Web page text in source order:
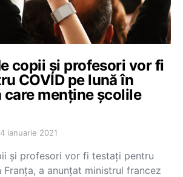
copii și profesori vor fi
COVID pe lună în
care menține școlile
ianuarie 2021
și profesori vor fi testați pentru
Franța, a anunțat ministrul francez